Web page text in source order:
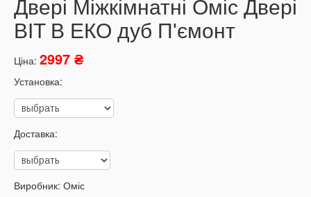
Двері Міжкімнатні Оміс Двері
BIT B ЕКО дуб П'ємонт
Ціна: 2997 ₴
Установка:
Доставка:
Виробник: Оміс